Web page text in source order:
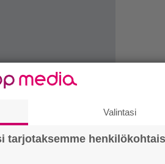
Valintasi
tarjotaksemme